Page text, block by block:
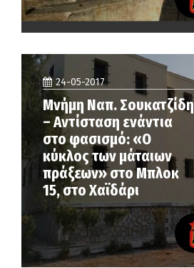
24-05-2017
Μνήμη Ναπ. Σουκατζίδη
– Αντίσταση ενάντια
στο φασισμό: «Ο
κύκλος των μάταιων
πράξεων» στο Μπλοκ
15, στο Χαϊδάρι